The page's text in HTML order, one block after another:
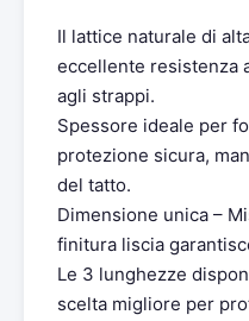
Il lattice naturale di
eccellente resistenza
agli strappi.
Spessore ideale per
protezione sicura,
del tatto.
Dimensione unica –
finitura liscia
Le 3 lunghezze
scelta migliore per